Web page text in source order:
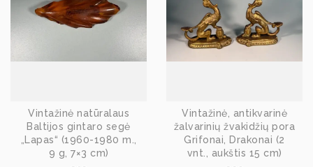
Vintažinė natūralaus
Baltijos gintaro segė
„Lapas“ (1960-1980 m.,
9 g, 7×3 cm)
Vintažinė, antikvarinė
žalvarinių žvakidžių pora
Grifonai, Drakonai (2
vnt., aukštis 15 cm)